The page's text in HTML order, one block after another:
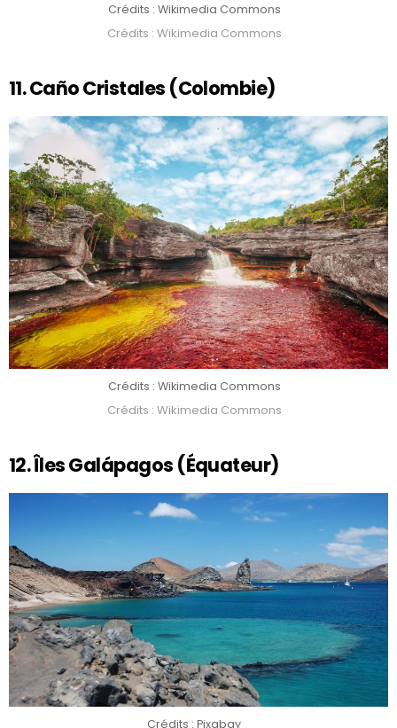
Crédits : Wikimedia Commons
Crédits : Wikimedia Commons
11. Caño Cristales (Colombie)
Crédits : Wikimedia Commons
Crédits : Wikimedia Commons
12. Îles Galápagos (Équateur)
Crédits : Pixabay